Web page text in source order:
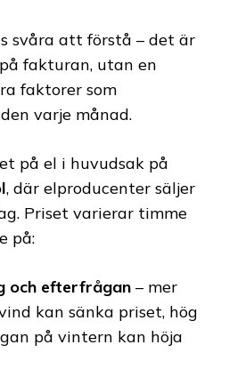
svåra att förstå – det är
fakturan, utan en
faktorer som
varje månad.
på el i huvudsak på
, där elproducenter säljer
Priset varierar timme
på:
och efterfrågan – mer
kan sänka priset, hög
på vintern kan höja